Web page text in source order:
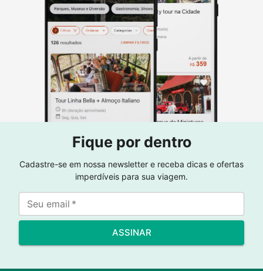
Fique por dentro
Cadastre-se em nossa newsletter e receba dicas e ofertas
imperdíveis para sua viagem.
Seu email *
ASSINAR